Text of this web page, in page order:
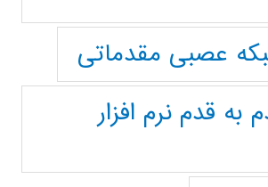
عصبی مقدماتی
قدم نرم افزار